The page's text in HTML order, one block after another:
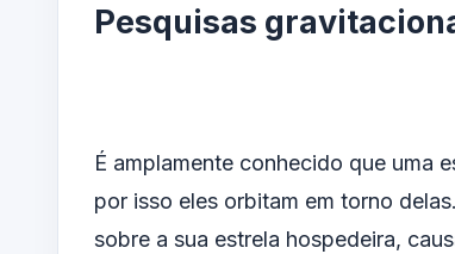
Pesquisas
É amplamente conhecido que uma
por isso eles orbitam em torno
sobre a sua estrela hospedeira,